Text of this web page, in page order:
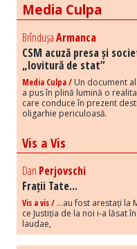
Media Culpa
BrîndușaArmanca
CSM acuză presa și
„lovitură de stat”
Media Culpa / Un document
a pus în plină lumină o
care conduce în prezent
oligarhie periculoasă.
Vis a Vis
Dan Perjovschi
Frații Tate...
Vis a vis / ...au fost arestați la
ce Justiția de la noi i-a lăsat
laudae,